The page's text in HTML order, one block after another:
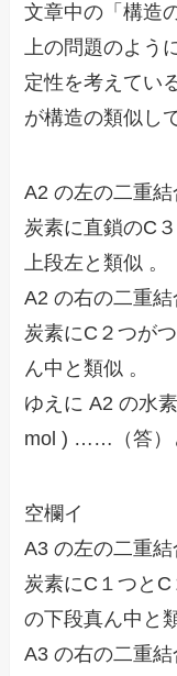
文章中の「構造
上の問題のよう
定性を考えてい
が構造の類似し
A2 の左の二重
炭素に直鎖のC
上段左と類似 。
A2 の右の二重
炭素にC２つが
ん中と類似 。
ゆえに A2 の水
mol ) ……（答）
空欄イ
A3 の左の二重
炭素にC１つと
の下段真ん中と
A3 の右の二重